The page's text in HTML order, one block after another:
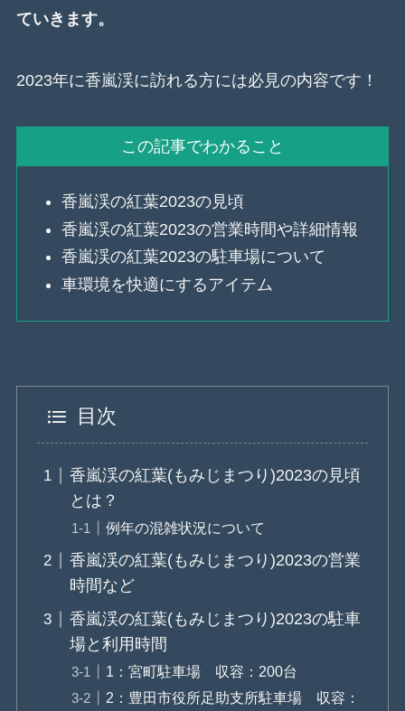
ていきます。
2023年に香嵐渓に訪れる方には必見の内容です！
この記事でわかること
香嵐渓の紅葉2023の見頃
香嵐渓の紅葉2023の営業時間や詳細情報
香嵐渓の紅葉2023の駐車場について
車環境を快適にするアイテム
目次
香嵐渓の紅葉(もみじまつり)2023の見頃
とは？
例年の混雑状況について
香嵐渓の紅葉(もみじまつり)2023の営業
時間など
香嵐渓の紅葉(もみじまつり)2023の駐車
場と利用時間
1：宮町駐車場 収容：200台
2：豊田市役所足助支所駐車場 収容：